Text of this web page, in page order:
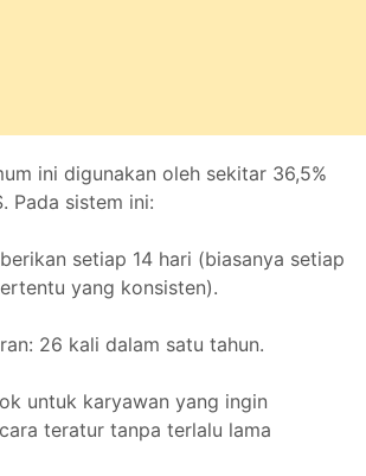
ini digunakan oleh sekitar 36,5%
Pada sistem ini:
setiap 14 hari (biasanya setiap
yang konsisten).
26 kali dalam satu tahun.
untuk karyawan yang ingin
teratur tanpa terlalu lama